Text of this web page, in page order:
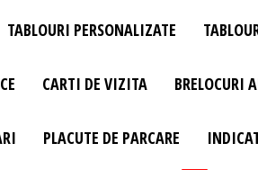
TABLOURI PERSONALIZATE
CARTI DE VIZITA BRELOCURI
PLACUTE DE PARCARE